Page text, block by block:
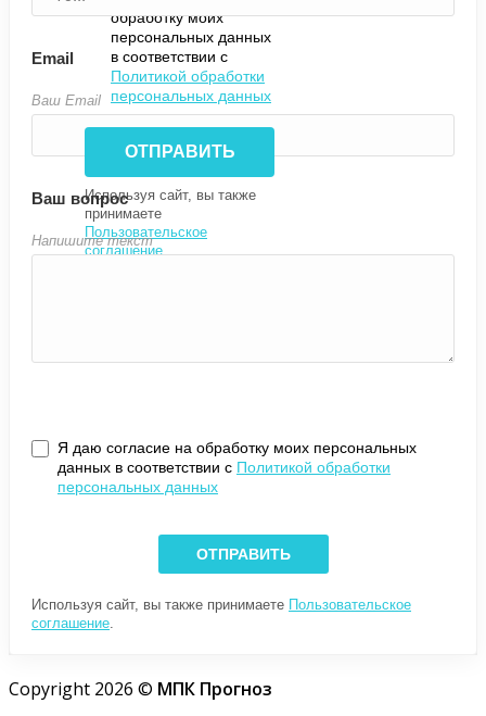
обработку моих
персональных данных
в соответствии с
Политикой обработки
персональных данных
Используя сайт, вы также
принимаете
Пользовательское
соглашение.
Email
Ваш Email
Ваш вопрос
Напишите текст
Я даю согласие на обработку моих персональных
данных в соответствии с Политикой обработки
персональных данных
Используя сайт, вы также принимаете Пользовательское
соглашение
Copyright 2026 © МПК Прогноз